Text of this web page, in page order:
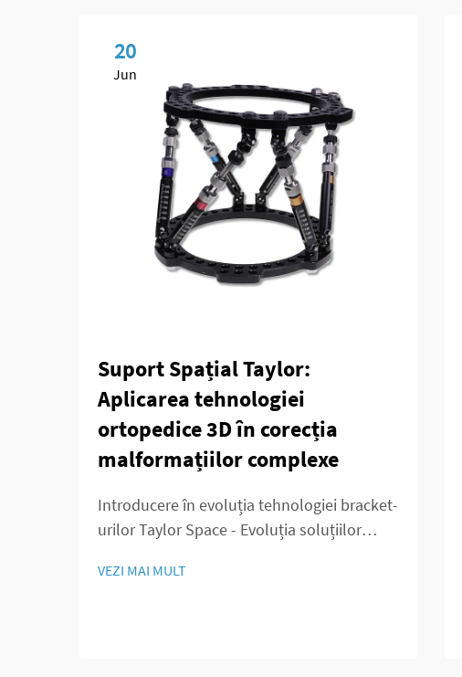
20
Jun
Suport Spațial Taylor:
Aplicarea tehnologiei
ortopedice 3D în corecția
malformațiilor complexe
Introducere în evoluția tehnologiei bracket-
urilor Taylor Space - Evoluția soluțiilor
Medicina ortopedică a evoluat semnificativ
VEZI MAI MULT